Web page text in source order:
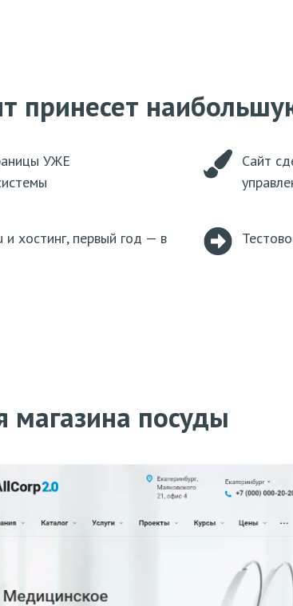
принесет
УЖЕ
Сайт
хостинг, первый год — в
магазина посуды